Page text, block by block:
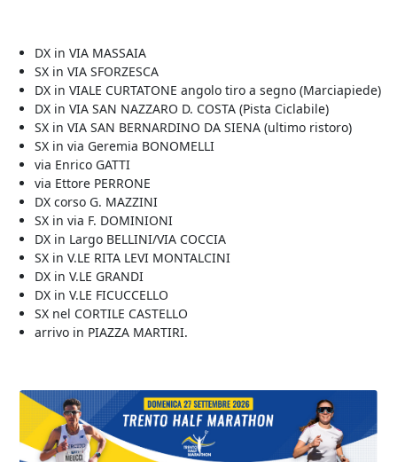
DX in VIA MASSAIA
SX in VIA SFORZESCA
DX in VIALE CURTATONE angolo tiro a segno (Marciapiede)
DX in VIA SAN NAZZARO D. COSTA (Pista Ciclabile)
SX in VIA SAN BERNARDINO DA SIENA (ultimo ristoro)
SX in via Geremia BONOMELLI
via Enrico GATTI
via Ettore PERRONE
DX corso G. MAZZINI
SX in via F. DOMINIONI
DX in Largo BELLINI/VIA COCCIA
SX in V.LE RITA LEVI MONTALCINI
DX in V.LE GRANDI
DX in V.LE FICUCCELLO
SX nel CORTILE CASTELLO
arrivo in PIAZZA MARTIRI.